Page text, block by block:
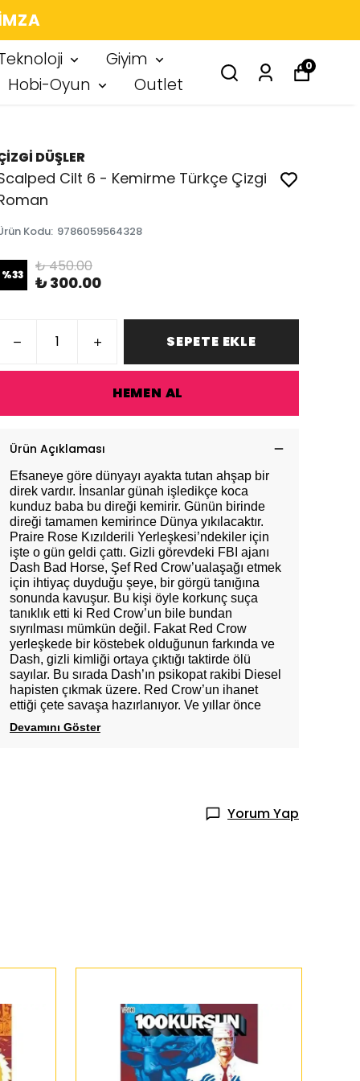
Giyim
Hobi-Oyun Outlet
0
DÜŞLER
Cilt 6 - Kemirme Türkçe Çizgi
Kodu: 9786059564328
%33 ₺ 450.00
₺ 300.00
SEPETE EKLE
HEMEN AL
Ürün Açıklaması
Efsaneye göre dünyayı ayakta tutan ahşap bir
direk vardır. İnsanlar günah işledikçe koca
kunduz baba bu direği kemirir. Günün birinde
direği tamamen kemirince Dünya yıkılacaktır.
Praire Rose Kızılderili Yerleşkesi’ndekiler için
işte o gün geldi çattı. Gizli görevdeki FBI ajanı
Dash Bad Horse, Şef Red Crow’ualaşağı etmek
için ihtiyaç duyduğu şeye, bir görgü tanığına
sonunda kavuşur. Bu kişi öyle korkunç suça
tanıklık etti ki Red Crow’un bile bundan
sıyrılması mümkün değil. Fakat Red Crow
yerleşkede bir köstebek olduğunun farkında ve
Dash, gizli kimliği ortaya çıktığı taktirde ölü
sayılar. Bu sırada Dash’ın psikopat rakibi Diesel
hapisten çıkmak üzere. Red Crow’un ihanet
ettiği çete savaşa hazırlanıyor. Ve yıllar önce
Devamını Göster
Yorum Yap